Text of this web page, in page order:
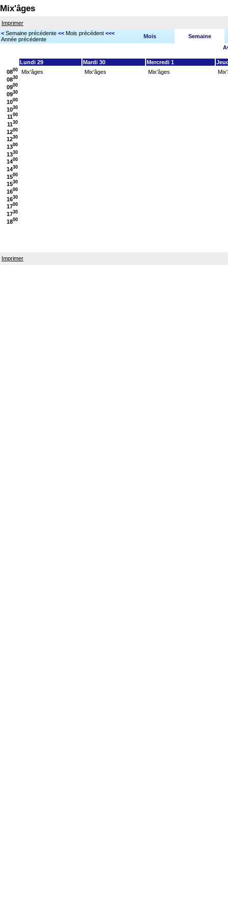
Mix'âges
Imprimer
< Semaine précédente << Mois précédent <<<
Année précédente
Mois
Semaine
Lundi 29 Mardi 30 Mercredi 1
0800
0830
0900
0930
1000
1030
1100
1130
1200
1230
1300
1330
1400
1430
1500
1530
1600
1630
1700
1730
1800
Mix'âges Mix'âges Mix'âges
Imprimer